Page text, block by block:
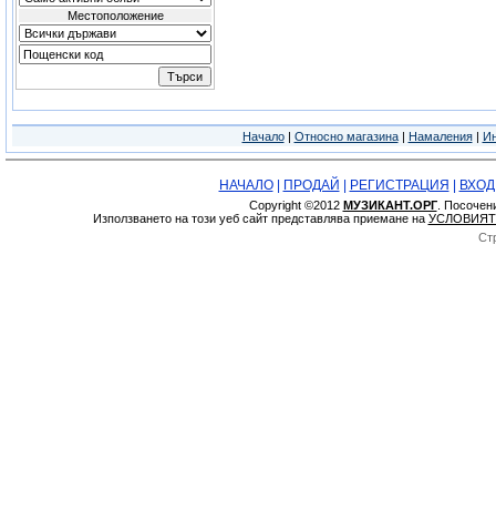
Местоположение
Начало| Относно магазина| Намаления|
НАЧАЛО| ПРОДАЙ РЕГИСТРАЦИЯ ВХОД
Copyright ©2012 МУЗИКАНТ.ОРГ.
Използването на този уеб сайт представлява приемане на